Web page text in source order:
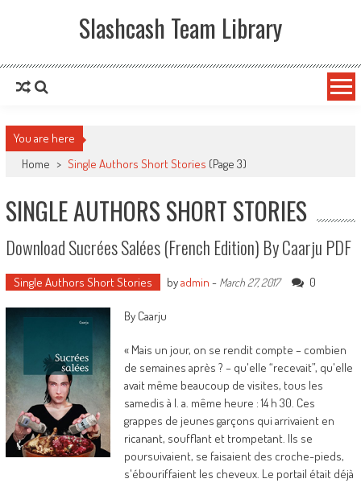
Slashcash Team Library
You are here
Home > Single Authors Short Stories (Page 3)
SINGLE AUTHORS SHORT STORIES
Download Sucrées Salées (French Edition) By Caarju PDF
Single Authors Short Stories byadmin - March 27, 2017 0
By Caarju
« Mais un jour, on se rendit compte – combien
de semaines après ? – qu'elle “recevait”, qu'elle
avait même beaucoup de visites, tous les
samedis à l. a. même heure : 14 h 30. Ces
grappes de jeunes garçons qui arrivaient en
ricanant, soufflant et trompetant. Ils se
poursuivaient, se faisaient des croche-pieds,
s'ébouriffaient les cheveux. Le portail était déjà